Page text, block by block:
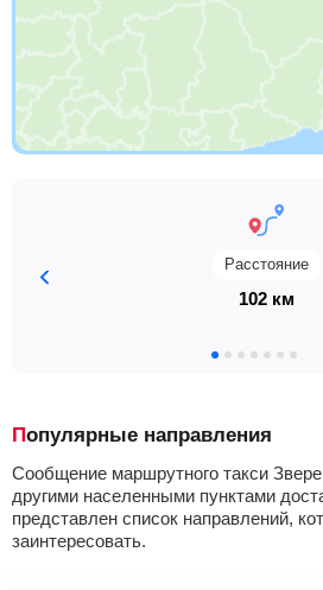
Расстояние
102 км
Популярные направления
Сообщение маршрутного такси
другими населенными пунктами
представлен список направлений,
заинтересовать.